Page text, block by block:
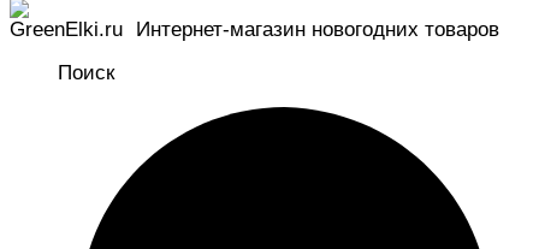
Интернет-магазин новогодних товаров
Поиск